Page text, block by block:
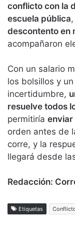
conflicto con la
escuela pública
descontento en
acompañaron
Con un salario
los bolsillos y
incertidumbre,
resuelve todos
permitiría enviar
orden antes de
corre, y la
llegará desde
Redacción:
Etiquetas